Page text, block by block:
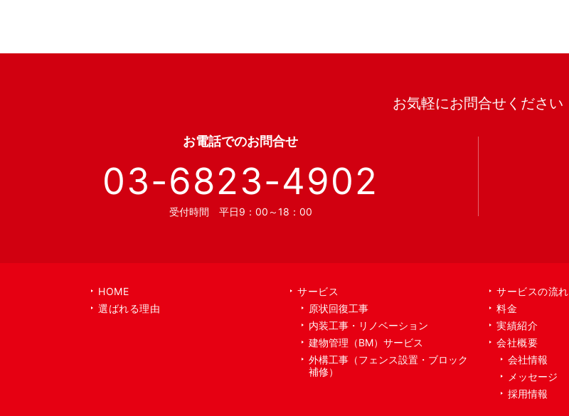
お気軽にお問合せください
お電話でのお問合せ
03-6823-4902
受付時間 平日9：00～18：00
HOME
選ばれる理由
サービス
原状回復工事
内装工事・リノベーション
建物管理（BM）サービス
外構工事（フェンス設置・ブロック
補修）
サービスの流れ
料金
実績紹介
会社概要
会社情報
メッセージ
採用情報